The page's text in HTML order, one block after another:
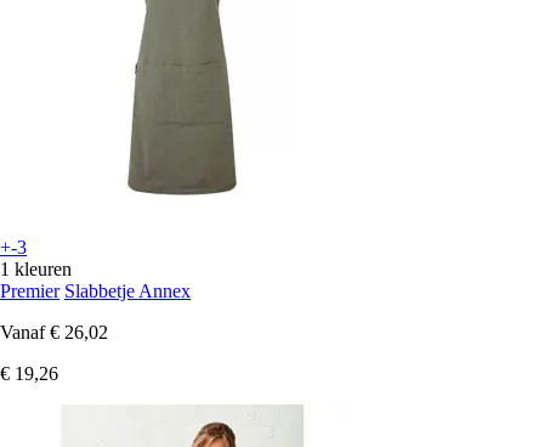
+-3
1 kleuren
Premier Slabbetje Annex
Vanaf € 26,02
€ 19,26